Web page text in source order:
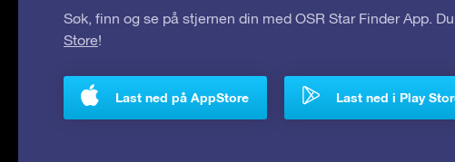
Søk, finn og se på stjernen din med OSR Star Finder App.
Store!
Last ned på AppStore Last ned i Play